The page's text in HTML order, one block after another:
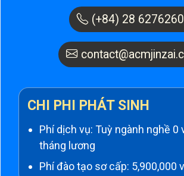
(+84) 28
CHI PHI PHÁT SINH
Phí dịch vụ: Tuỳ ngành nghề 0
tháng lương
Phí đào tạo sơ cấp: 5,900,000